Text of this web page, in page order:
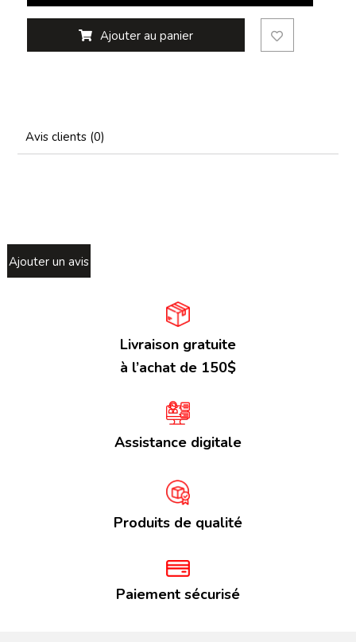
Ajouter au panier
Avis clients (0)
Ajouter un avis
Livraison gratuite
à l’achat de 150$
Assistance digitale
Produits de qualité
Paiement sécurisé